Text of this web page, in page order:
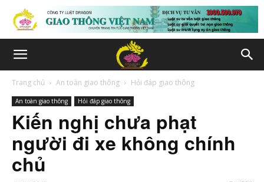
Trang chủ An toàn giao thông Hỏi đáp giao thông
An toàn giao thông Hỏi đáp giao thông
Kiến nghị chưa phạt
người đi xe không chính
chủ